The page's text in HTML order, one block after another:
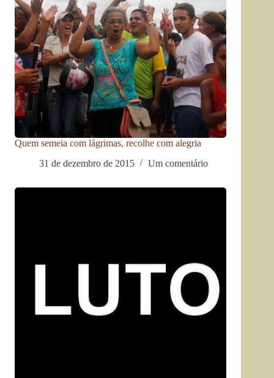
Quem semeia com lágrimas, recolhe com alegria
31 de dezembro de 2015
Um comentário